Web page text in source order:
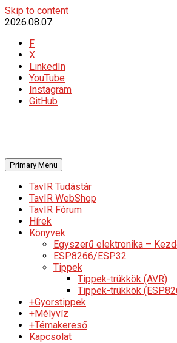
Skip to content
2026.08.07.
F
X
LinkedIn
YouTube
Instagram
GitHub
Primary Menu
TavIR Tudástár
TavIR WebShop
TavIR Fórum
Hírek
Könyvek
Egyszerű elektronika –
ESP8266/ESP32
Tippek
Tippek-trükkök (AVR)
Tippek-trükkök
+Gyorstippek
+Mélyvíz
+Témakereső
Kapcsolat